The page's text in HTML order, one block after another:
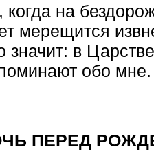
когда на
мерещится
значит: в
обо мне.
ПЕРЕД